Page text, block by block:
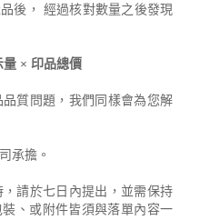
後， 經過核對數量之後發現
× 印品總價
質問題，我們同樣會為您解
承擔。
請於七日內提出，並需保持
、或附件皆須與落單內容一